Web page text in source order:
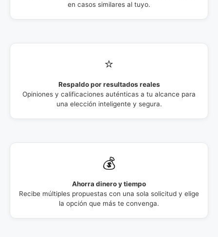
en casos similares al tuyo.
⭐
Respaldo por resultados reales
Opiniones y calificaciones auténticas a tu alcance para
una elección inteligente y segura.
💰
Ahorra dinero y tiempo
Recibe múltiples propuestas con una sola solicitud y elige
la opción que más te convenga.